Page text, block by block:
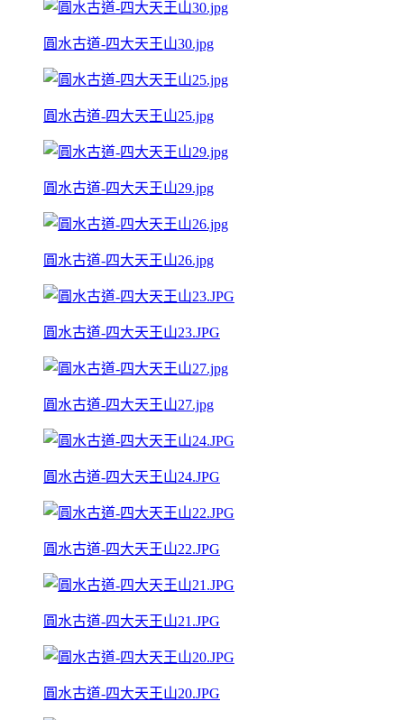
圓水古道-四大天王山30.jpg
圓水古道-四大天王山25.jpg
圓水古道-四大天王山29.jpg
圓水古道-四大天王山26.jpg
圓水古道-四大天王山23.JPG
圓水古道-四大天王山27.jpg
圓水古道-四大天王山24.JPG
圓水古道-四大天王山22.JPG
圓水古道-四大天王山21.JPG
圓水古道-四大天王山20.JPG